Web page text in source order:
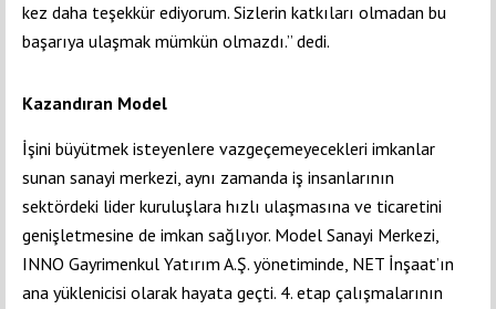
kez daha teşekkür ediyorum. Sizlerin katkıları olmadan bu
başarıya ulaşmak mümkün olmazdı.” dedi.
Kazandıran Model
İşini büyütmek isteyenlere vazgeçemeyecekleri imkanlar
sunan sanayi merkezi, aynı zamanda iş insanlarının
sektördeki lider kuruluşlara hızlı ulaşmasına ve ticaretini
genişletmesine de imkan sağlıyor. Model Sanayi Merkezi,
INNO Gayrimenkul Yatırım A.Ş. yönetiminde, NET İnşaat’ın
ana yüklenicisi olarak hayata geçti. 4. etap çalışmalarının